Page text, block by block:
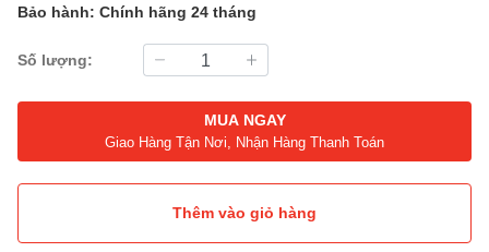
Bảo hành: Chính hãng 24 tháng
Số lượng:
MUA NGAY
Giao Hàng Tận Nơi, Nhận Hàng Thanh Toán
Thêm vào giỏ hàng